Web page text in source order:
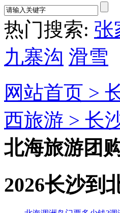
热门搜索: 张
九寨沟 滑雪
网站首页 >
西旅游 > 长
北海旅游团
2026长沙到